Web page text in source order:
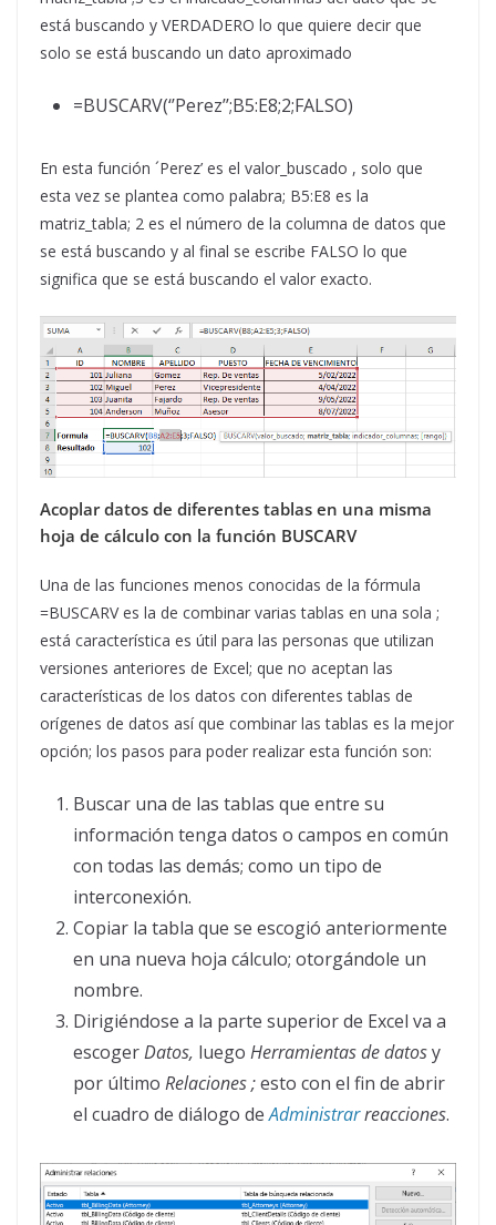
está buscando y VERDADERO lo que quiere decir que
solo se está buscando un dato aproximado
=BUSCARV(‘’Perez’’;B5:E8;2;FALSO)
En esta función ´Perez’ es el valor_buscado , solo que
esta vez se plantea como palabra; B5:E8 es la
matriz_tabla; 2 es el número de la columna de datos que
se está buscando y al final se escribe FALSO lo que
significa que se está buscando el valor exacto.
Acoplar datos de diferentes tablas en una misma
hoja de cálculo con la función BUSCARV
Una de las funciones menos conocidas de la fórmula
=BUSCARV es la de combinar varias tablas en una sola ;
está característica es útil para las personas que utilizan
versiones anteriores de Excel; que no aceptan las
características de los datos con diferentes tablas de
orígenes de datos así que combinar las tablas es la mejor
opción; los pasos para poder realizar esta función son:
Buscar una de las tablas que entre su
información tenga datos o campos en común
con todas las demás; como un tipo de
interconexión.
Copiar la tabla que se escogió anteriormente
en una nueva hoja cálculo; otorgándole un
nombre.
Dirigiéndose a la parte superior de Excel va a
escogerDatos, luego Herramientas de datosy
por último Relaciones ;esto con el fin de abrir
el cuadro de diálogo deAdministrarreacciones.